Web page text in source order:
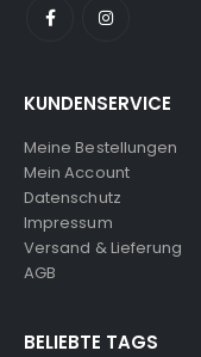
KUNDENSERVICE
Meine Bestellungen
Mein Account
Datenschutz
Impressum
Versand & Lieferung
AGB
BELIEBTE TAGS